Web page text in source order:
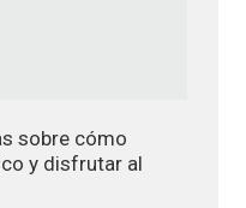
sobre cómo
y disfrutar al